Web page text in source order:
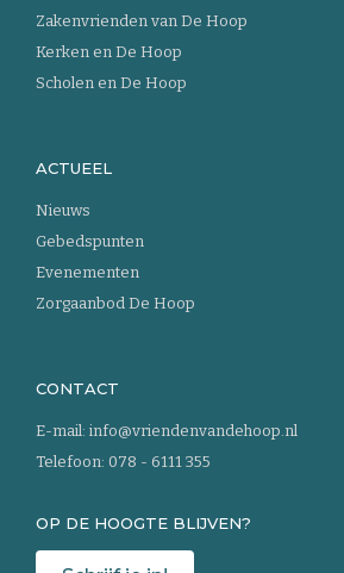
Zakenvrienden van De Hoop
Kerken en De Hoop
Scholen en De Hoop
ACTUEEL
Nieuws
Gebedspunten
Evenementen
Zorgaanbod De Hoop
CONTACT
E-mail: info@vriendenvandehoop.nl
Telefoon: 078 - 6111 355
OP DE HOOGTE BLIJVEN?